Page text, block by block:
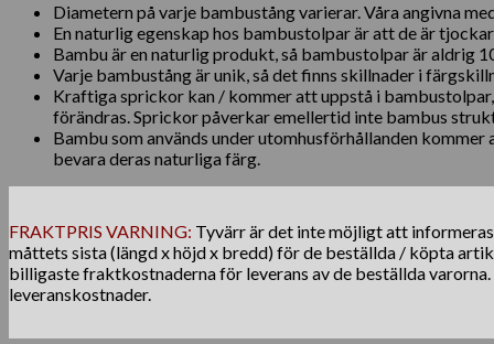
Diametern på varje bambustång varierar. Våra angivna
En naturlig egenskap hos bambustolpar är att de är
Bambu är en naturlig produkt, så bambustolpar är aldrig
Varje bambustång är unik, så det finns skillnader i
Kraftiga sprickor kan / kommer att uppstå i
förändras. Sprickor påverkar emellertid inte bambus
Bambu som används under utomhusförhållanden
bevara deras naturliga färg.
FRAKTPRIS VARNING: Tyvärr är det inte möjligt att
måttets sista (längd x höjd x bredd) för de beställda / köpta
billigaste fraktkostnaderna för leverans av de beställda
leveranskostnader.